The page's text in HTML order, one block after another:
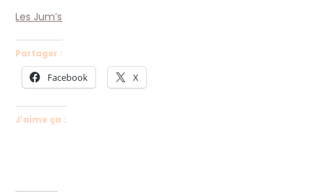
Les Jum’s
Partager :
Facebook X
J’aime ça :